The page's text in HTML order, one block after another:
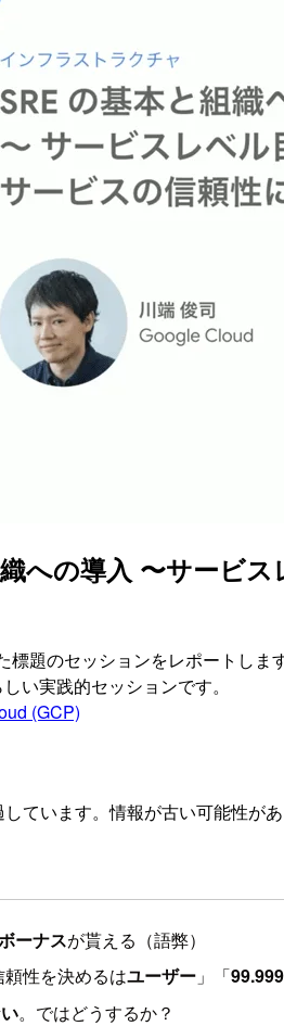
への導入 〜サービ
題のセッションをレポートし
い実践的セッションです。
(GCP)
ています。情報が古い可能性が
ーナスが貰える（語弊）
性を決めるはユーザー」「
。ではどうするか？